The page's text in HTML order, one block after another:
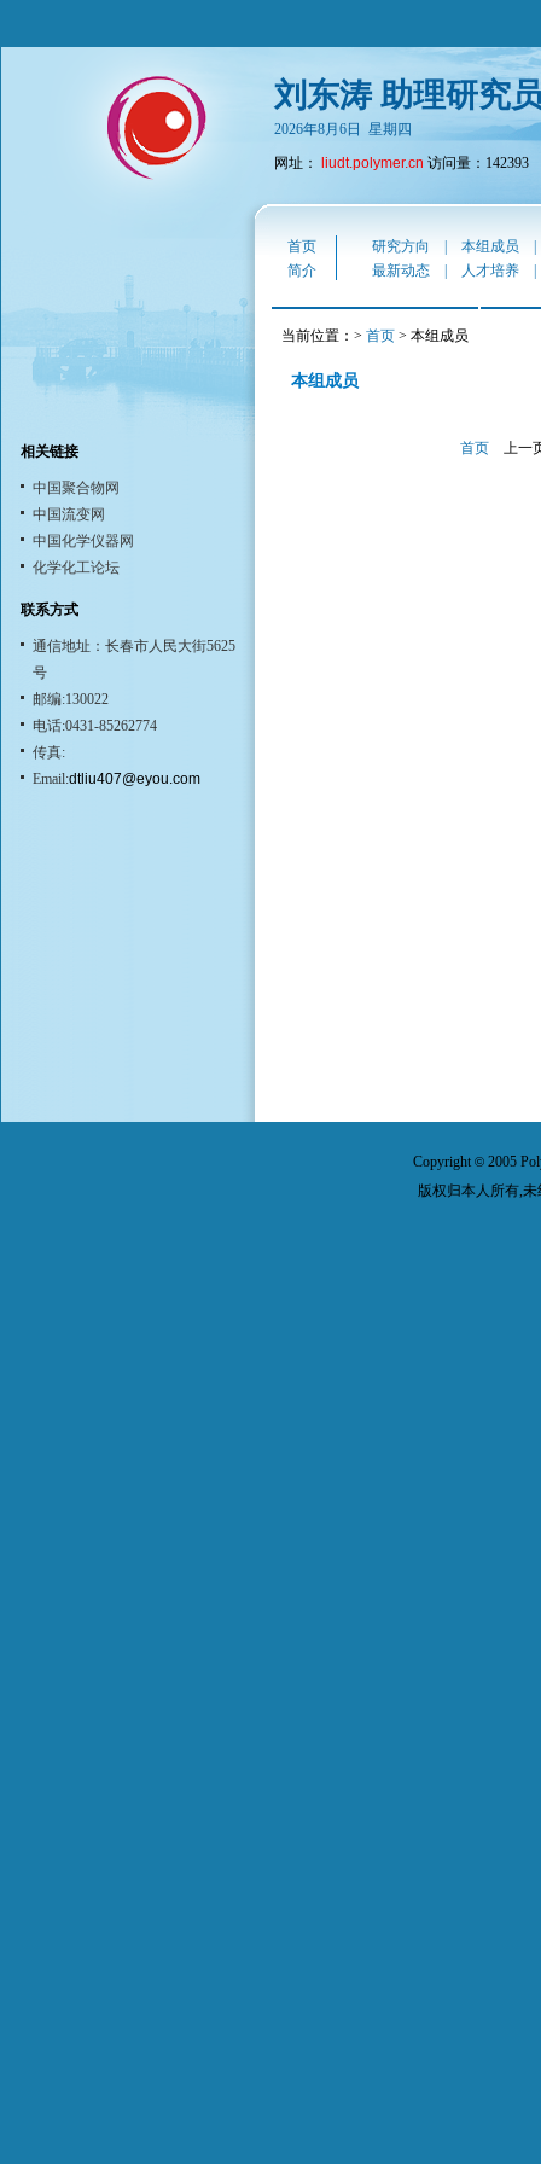
刘东涛 助理研究
2026年8月6日 星期四
网址：
liudt.polymer.cn 访问量：142393
相关链接
中国聚合物网
中国流变网
中国化学仪器网
化学化工论坛
联系方式
通信地址：长春市人民大街5625
号
邮编:130022
电话:0431-85262774
传真:
Email:dtliu407@eyou.com
首页 研究方向 本组成员
简介
最新动态 人才培养
当前位置：> 首页 > 本组成员
本组成员
首页 上一
Copyright© 2005
版权归本人所有,